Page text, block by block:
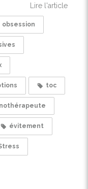
Lire l'article
obsession
toc
évitement